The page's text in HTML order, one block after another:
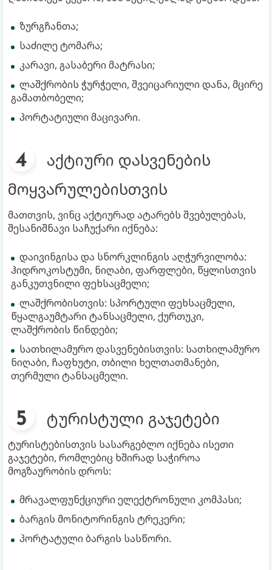
ზურგჩანთა;
საძილე ტომარა;
კარავი, გასაბერი მატრასი;
ლაშქრობის ჭურჭელი, შვეიცარიული დანა, მცირე
გამათბობელი;
პორტატიული მაცივარი.
აქტიური დასვენების
მოყვარულებისთვის
მათთვის, ვინც აქტიურად ატარებს შვებულებას,
შესანიშნავი საჩუქარი იქნება:
დაივინგისა და სნორკლინგის აღჭურვილობა:
ჰიდროკოსტუმი, ნიღაბი, ფარფლები, წყლისთვის
განკუთვნილი ფეხსაცმელი;
ლაშქრობისთვის: სპორტული ფეხსაცმელი,
წყალგაუმტარი ტანსაცმელი, ქურთუკი,
ლაშქრობის წინდები;
სათხილამურო დასვენებისთვის: სათხილამურო
ნიღაბი, ჩაფხუტი, თბილი ხელთათმანები,
თერმული ტანსაცმელი.
ტურისტული გაჯეტები
ტურისტებისთვის სასარგებლო იქნება ისეთი
გაჯეტები, რომლებიც ხშირად საჭიროა
მოგზაურობის დროს:
მრავალფუნქციური ელექტრონული კომპასი;
ბარგის მონიტორინგის ტრეკერი;
პორტატული ბარგის სასწორი.